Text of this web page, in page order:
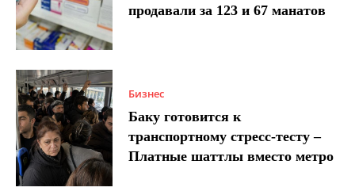
продавали за 123 и 67 манатов
Бизнес
Баку готовится к
транспортному стресс-тесту –
Платные шаттлы вместо метро